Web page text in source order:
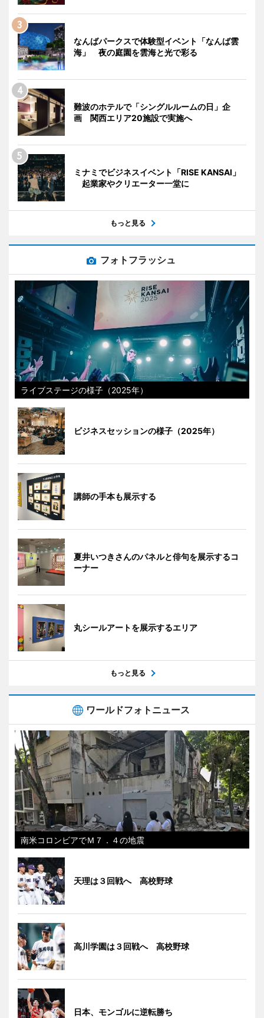
なんばパークスで体験型イベント「なんば雲
海」 夜の庭園を雲海と光で彩る
難波のホテルで「シングルルームの日」企
画 関西エリア20施設で実施へ
ミナミでビジネスイベント「RISE KANSAI」
起業家やクリエーター一堂に
もっと見る
フォトフラッシュ
ライブステージの様子（2025年）
ビジネスセッションの様子（2025年）
講師の手本も展示する
夏井いつきさんのパネルと俳句を展示するコ
ーナー
丸シールアートを展示するエリア
もっと見る
ワールドフォトニュース
南米コロンビアでＭ７．４の地震
天理は３回戦へ 高校野球
高川学園は３回戦へ 高校野球
日本、モンゴルに逆転勝ち